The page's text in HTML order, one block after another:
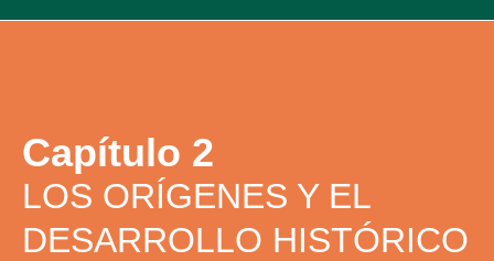
Capítulo 2
LOS ORÍGENES Y EL
DESARROLLO HISTÓRICO